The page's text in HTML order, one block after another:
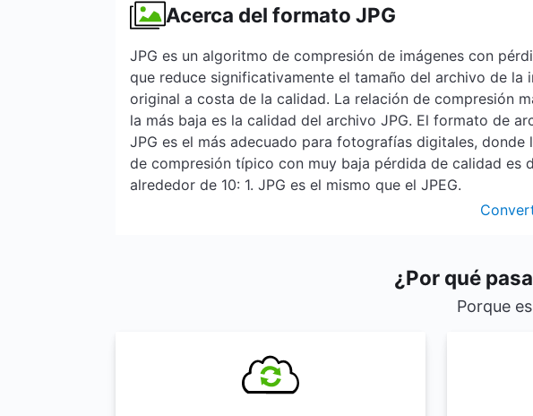
Acerca del formato JPG
JPG es un algoritmo de compresión de imágenes con
que reduce significativamente el tamaño del archivo de la
original a costa de la calidad. La relación de compresión
la más baja es la calidad del archivo JPG. El formato de
JPG es el más adecuado para fotografías digitales, donde
de compresión típico con muy baja pérdida de calidad es
alrededor de 10: 1. JPG es el mismo que el JPEG.
¿Por qué
Porque